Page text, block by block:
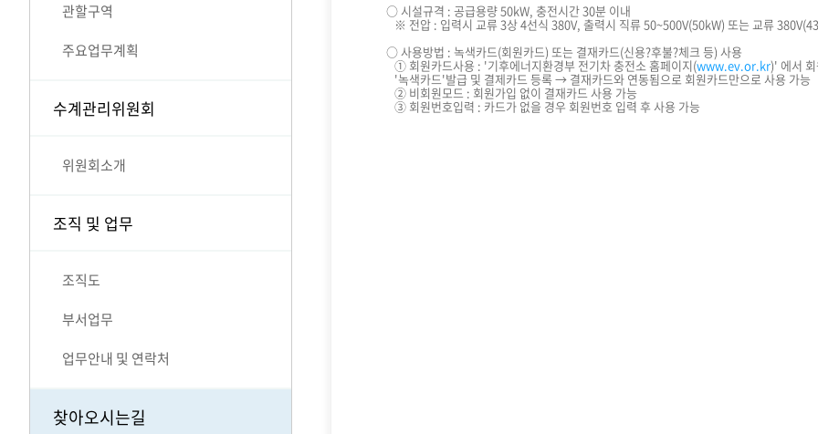
관할구역
주요업무계획
수계관리위원회
위원회소개
조직 및 업무
조직도
부서업무
업무안내 및 연락처
찾아오시는길
○ 시설규격 : 공급용량 50kW, 충전시간 30분 이내
※ 전압 : 입력시 교류 3상 4선식 380V, 출력시 직류 50~500V(50kW) 또는 교류
○ 사용방법 : 녹색카드(회원카드) 또는 결재카드(신용?후불?체크 등) 사용
① 회원카드사용 : '기후에너지환경부 전기차 충전소 홈페이지(www.ev.or.kr)' 에서
'녹색카드'발급 및 결제카드 등록 → 결재카드와 연동됨으로 회원카드만으로 사용 가능
② 비회원모드 : 회원가입 없이 결재카드 사용 가능
③ 회원번호입력 : 카드가 없을 경우 회원번호 입력 후 사용 가능